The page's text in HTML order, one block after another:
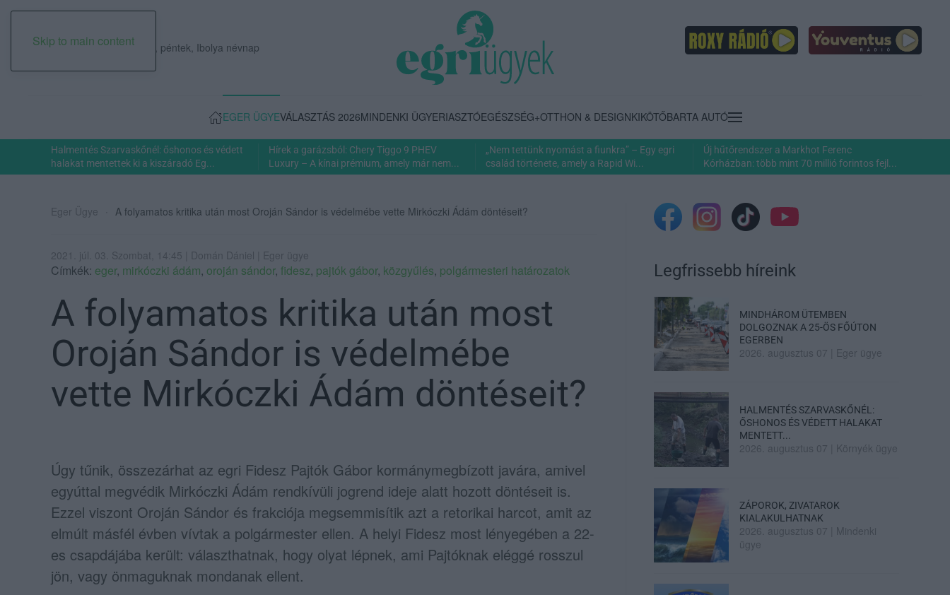
Skip to main content
2026. augusztus 07., péntek, Ibolya névnap
EGER ÜGYEVÁLASZTÁS 2026MINDENKI ÜGYERIASZTÓEGÉSZSÉG+OTTHON & DESIGNKIKÖTŐBARTA AUTÓ
Halmentés Szarvaskőnél: őshonos és védett
halakat mentettek ki a kiszáradó Eg...
Hírek a garázsból: Chery Tiggo 9 PHEV
Luxury – A kínai prémium, amely már nem...
„Nem tettünk nyomást a fiunkra” – Egy egri
család története, amely a Rapid Wi...
Új hűtőrendszer a Markhot Ferenc
Kórházban: több mint 70 millió forintos fejl...
Eger Ügye A folyamatos kritika után most Oroján Sándor is védelmébe vette Mirkóczki Ádám döntéseit?
2021. júl. 03. Szombat, 14:45 | Domán Dániel | Eger ügye
Címkék: eger, mirkóczki ádám, oroján sándor, fidesz, pajtók gábor, közgyűlés, polgármesteri határozatok
A folyamatos kritika után most
Oroján Sándor is védelmébe
vette Mirkóczki Ádám döntéseit?
Úgy tűnik, összezárhat az egri Fidesz Pajtók Gábor kormánymegbízott javára, amivel
egyúttal megvédik Mirkóczki Ádám rendkívüli jogrend ideje alatt hozott döntéseit is.
Ezzel viszont Oroján Sándor és frakciója megsemmisítik azt a retorikai harcot, amit az
elmúlt másfél évben vívtak a polgármester ellen. A helyi Fidesz most lényegében a 22-
es csapdájába került: választhatnak, hogy olyat lépnek, ami Pajtóknak eléggé rosszul
jön, vagy önmaguknak mondanak ellent.
Legfrissebb híreink
MINDHÁROM ÜTEMBEN
DOLGOZNAK A 25-ÖS FŐÚTON
EGERBEN
2026. augusztus 07 Eger ügye
HALMENTÉS SZARVASKŐNÉL:
ŐSHONOS ÉS VÉDETT HALAKAT
MENTETT...
2026. augusztus 07 Környék ügye
ZÁPOROK, ZIVATAROK
KIALAKULHATNAK
2026. augusztus 07
Mindenki
ügye